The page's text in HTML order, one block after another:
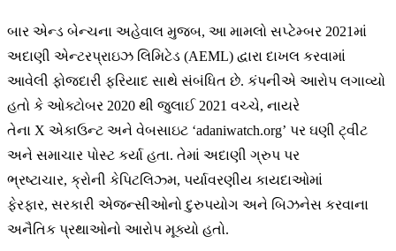
બાર એન્ડ બેન્ચના અહેવાલ મુજબ, આ મામલો સપ્ટેમ્બર 2021માં
અદાણી એન્ટરપ્રાઇઝ લિમિટેડ (AEML) દ્વારા દાખલ કરવામાં
આવેલી ફોજદારી ફરિયાદ સાથે સંબંધિત છે. કંપનીએ આરોપ લગાવ્યો
હતો કે ઓક્ટોબર 2020 થી જુલાઈ 2021 વચ્ચે, નાયરે
તેના X એકાઉન્ટ અને વેબસાઇટ ‘adaniwatch.org’ પર ઘણી ટ્વીટ
અને સમાચાર પોસ્ટ કર્યા હતા. તેમાં અદાણી ગ્રુપ પર
ભ્રષ્ટાચાર, ક્રોની કેપિટલિઝ્મ, પર્યાવરણીય કાયદાઓમાં
ફેરફાર, સરકારી એજન્સીઓનો દુરુપયોગ અને બિઝનેસ કરવાના
અનૈતિક પ્રથાઓનો આરોપ મૂક્યો હતો.